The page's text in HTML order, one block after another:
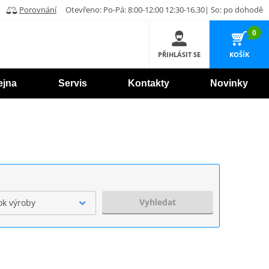
Porovnání Otevřeno: Po-Pá: 8:00-12:00 12:30-16.30| So: po dohodě
PŘIHLÁSIT SE
0
KOŠÍK
Servis Kontakty Novinky
výroby Vyhledat